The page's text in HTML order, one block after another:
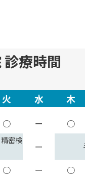
療時間
火 水 木
○ ー ○
密検
ー
○ ー ○